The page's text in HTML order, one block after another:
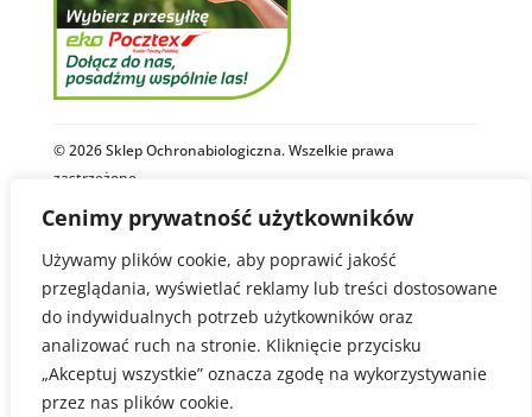
Cenimy prywatność użytkowników
Używamy plików cookie, aby poprawić jakość
przeglądania, wyświetlać reklamy lub treści dostosowane
do indywidualnych potrzeb użytkowników oraz
analizować ruch na stronie. Kliknięcie przycisku
„Akceptuj wszystkie” oznacza zgodę na wykorzystywanie
przez nas plików cookie.
© 2026 Sklep Ochronabiologiczna. Wszelkie prawa
zastrzeżone.
Zdjęcia i materiały video na stronie ochronabiologiczna.pl są
autorstwa firm Biobest, Royal Brinkman oraz Sklepu
Ochronabiologiczna.
Niektóre z zastosowanych zdjęć pochodzą z zasobów Wikimedia
Commons i są dostępne na licencjach Creative Commons lub w
domenie publicznej.